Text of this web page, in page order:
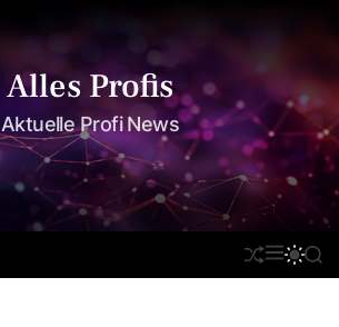
Alles Profis
Aktuelle Profi News
S
H
M
S
W
S
E